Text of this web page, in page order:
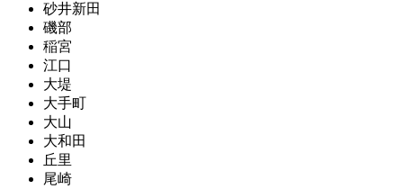
砂井新田
磯部
稲宮
江口
大堤
大手町
大山
大和田
丘里
尾崎